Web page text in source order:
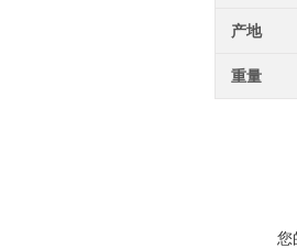
产地
重量
您